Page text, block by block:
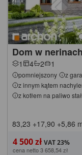
Dom w nerinach
1 4 2 1
pomniejszony
z
z innym kątem
z kotłem na paliwo
83,23 +17,90 +5,86
4 500 zł
cena netto 3 658,54 zł